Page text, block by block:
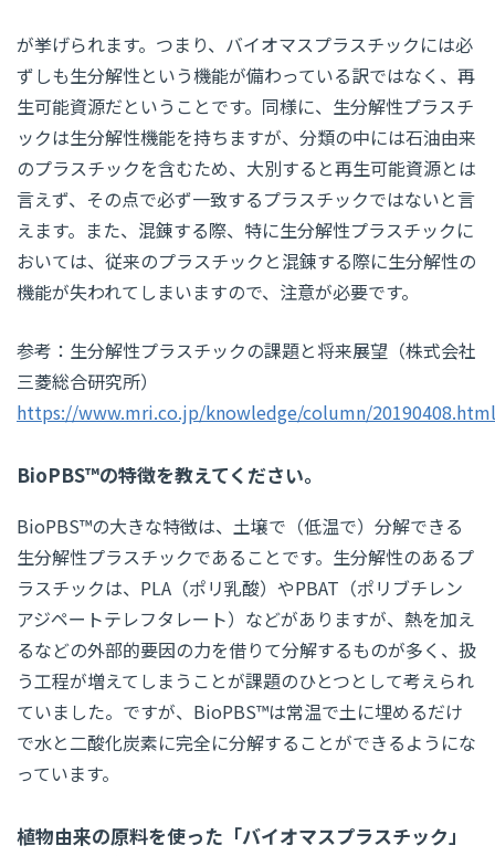
が挙げられます。つまり、バイオマスプラスチックには必
ずしも生分解性という機能が備わっている訳ではなく、再
生可能資源だということです。同様に、生分解性プラスチ
ックは生分解性機能を持ちますが、分類の中には石油由来
のプラスチックを含むため、大別すると再生可能資源とは
言えず、その点で必ず一致するプラスチックではないと言
えます。また、混錬する際、特に生分解性プラスチックに
おいては、従来のプラスチックと混錬する際に生分解性の
機能が失われてしまいますので、注意が必要です。
参考：生分解性プラスチックの課題と将来展望（株式会社
三菱総合研究所）
https://www.mri.co.jp/knowledge/column/20190408.html
BioPBS™の特徴を教えてください。
BioPBS™の大きな特徴は、土壌で（低温で）分解できる
生分解性プラスチックであることです。生分解性のあるプ
ラスチックは、PLA（ポリ乳酸）やPBAT（ポリブチレン
アジペートテレフタレート）などがありますが、熱を加え
るなどの外部的要因の力を借りて分解するものが多く、扱
う工程が増えてしまうことが課題のひとつとして考えられ
ていました。ですが、BioPBS™は常温で土に埋めるだけ
で水と二酸化炭素に完全に分解することができるようにな
っています。
植物由来の原料を使った「バイオマスプラスチック」